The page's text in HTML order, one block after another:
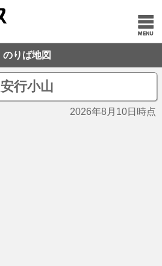
のりば地図
安行小山
2026年8月10日時点